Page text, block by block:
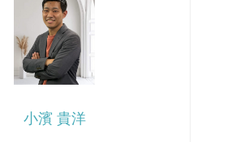
小濱 貴洋